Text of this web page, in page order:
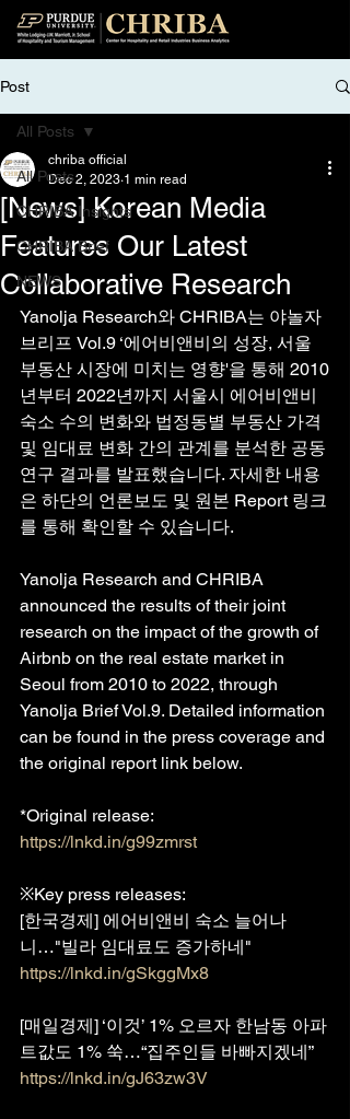
Post
All Posts
CHRIBA Insights
CHRIBA Brief
NEWS
All Posts
[News] Korean Media
Features Our Latest
Collaborative Research
chriba official
Dec 2, 2023 1 min read
Yanolja Research와 CHRIBA는 야놀자
브리프 Vol.9 ‘에어비앤비의 성장, 서울
부동산 시장에 미치는 영향'을 통해 2010
년부터 2022년까지 서울시 에어비앤비
숙소 수의 변화와 법정동별 부동산 가격
및 임대료 변화 간의 관계를 분석한 공동
연구 결과를 발표했습니다. 자세한 내용
은 하단의 언론보도 및 원본 Report 링크
를 통해 확인할 수 있습니다.
Yanolja Research and CHRIBA
announced the results of their joint
research on the impact of the growth of
Airbnb on the real estate market in
Seoul from 2010 to 2022, through
Yanolja Brief Vol.9. Detailed information
can be found in the press coverage and
the original report link below.
*Original release:
https://lnkd.in/g99zmrst
※Key press releases:
[한국경제] 에어비앤비 숙소 늘어나
니…"빌라 임대료도 증가하네"
https://lnkd.in/gSkggMx8
[매일경제] ‘이것’ 1% 오르자 한남동 아파
트값도 1% 쑥…“집주인들 바빠지겠네”
https://lnkd.in/gJ63zw3V